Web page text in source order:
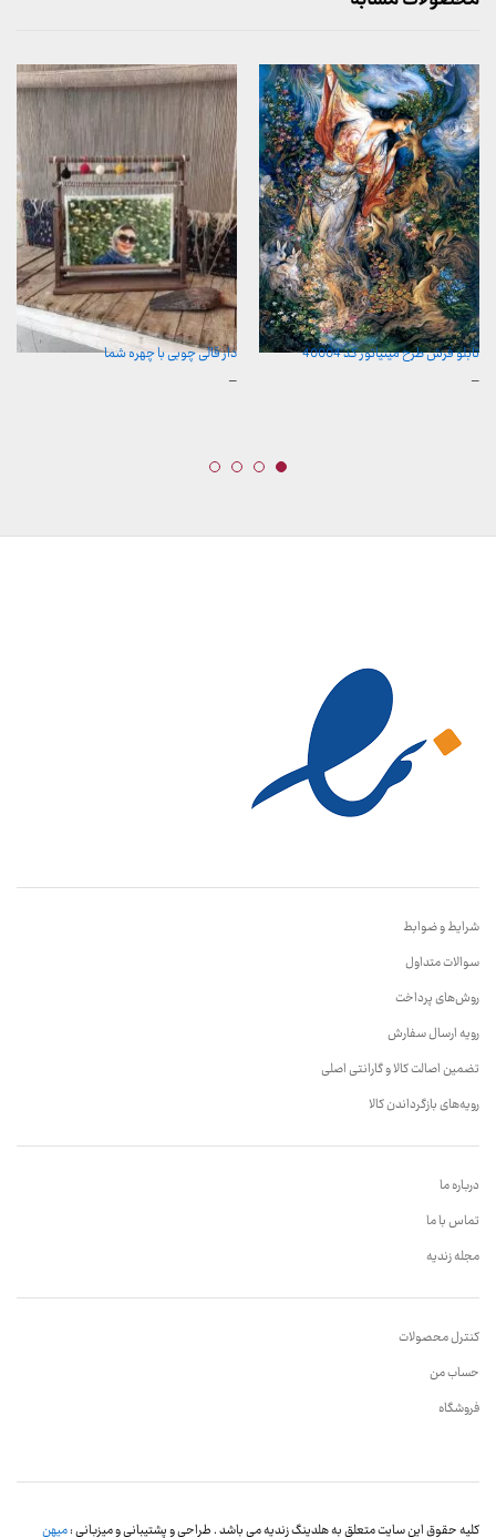
تابلو فرش طرح مینیاتور کد 40004
–محدوده
دار قالی چوبی با چهره شما
–محدوده
شرایط و ضوابط
سوالات متداول
روش‌های پرداخت
رویه ارسال سفارش
تضمین اصالت کالا و گارانتی اصلی
رویه‌های بازگرداندن کالا
درباره ما
تماس با ما
مجله زندیه
کنترل محصولات
حساب من
فروشگاه
کلیه حقوق این سایت متعلق به هلدینگ زندیه می باشد . طراحی و پشتیبانی و میزبانی :میهن